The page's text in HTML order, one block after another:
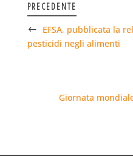
PRECEDENTE
EFSA, pubblicata la
pesticidi negli alimenti
Giornata